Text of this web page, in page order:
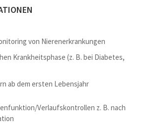
von Nierenerkrankungen
Krankheitsphase (z. B. bei Diabetes,
ab dem ersten Lebensjahr
Verlaufskontrollen z. B. nach